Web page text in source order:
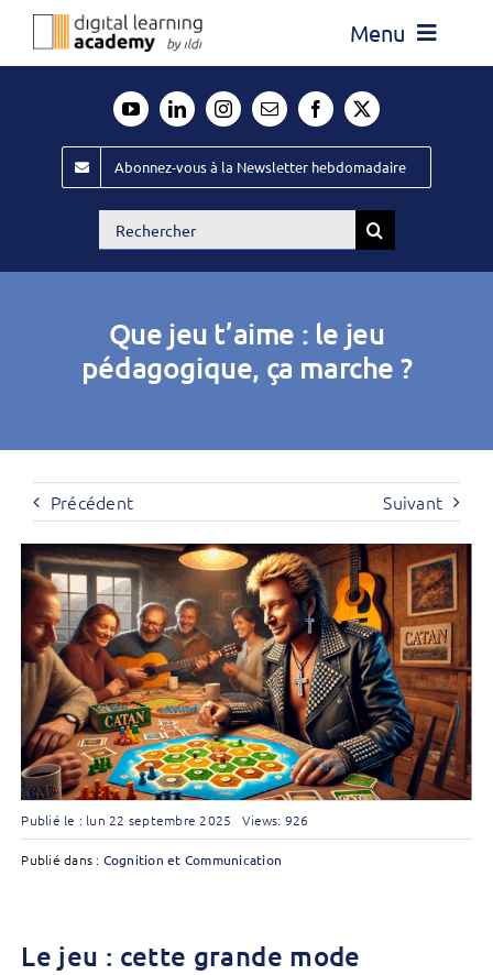
Passer
Menu
Évènements ILDI
Offres d’emploi
Abonnez-vous à la Newsletter hebdomadaire
Rechercher:
Que jeu t’aime : le jeu
pédagogique, ça marche ?
Précédent Suivant
Publié le : lun 22 septembre 2025 Views: 926
Publié dans : Cognition et Communication
Le jeu : cette grande mode